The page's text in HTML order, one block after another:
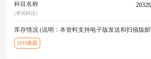
科目名称
(考试科目)
2032
库存情况 (说明：本资料支持电子版发送和扫描版
2010真题